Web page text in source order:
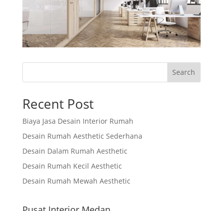
Search
Recent Post
Biaya Jasa Desain Interior Rumah
Desain Rumah Aesthetic Sederhana
Desain Dalam Rumah Aesthetic
Desain Rumah Kecil Aesthetic
Desain Rumah Mewah Aesthetic